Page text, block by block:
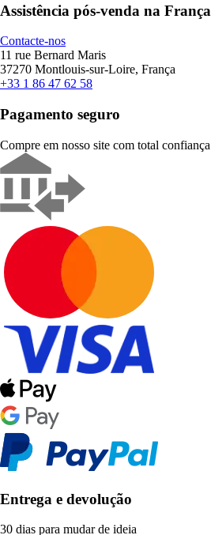
Assistência pós-venda na França
Contacte-nos
11 rue Bernard Maris
37270 Montlouis-sur-Loire, França
+33 1 86 47 62 58
Pagamento seguro
Compre em nosso site com total confiança
Entrega e devolução
30 dias para mudar de ideia